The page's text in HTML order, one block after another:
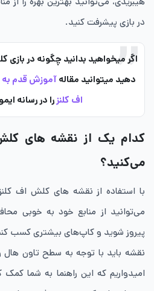
در بازی پیشرفت کنید.
اگر میخواهید بدانید چگونه در بازی
دهید میتوانید مقالهآموزش قدم به
اف کلنز را در رسانه
کدام یک از نقشه های
می‌کنید؟
با استفاده از نقشه های کلش اف
می‌توانید از منابع خود به خوبی
پیروز شوید و کاپ‌های بیشتری کسب
نقشه باید با توجه به سطح تاون
امیدواریم که این راهنما به شما کمک